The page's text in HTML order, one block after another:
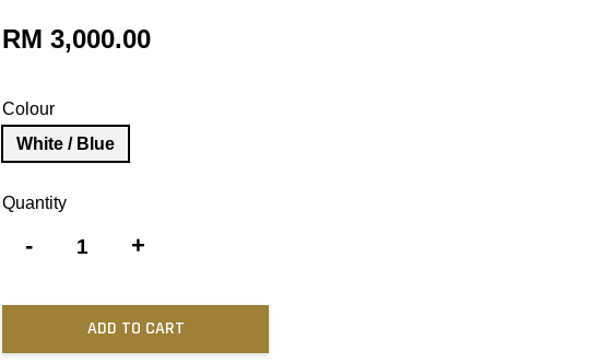
RM 3,000.00
Colour
White / Blue
Quantity
- +
ADD TO CART